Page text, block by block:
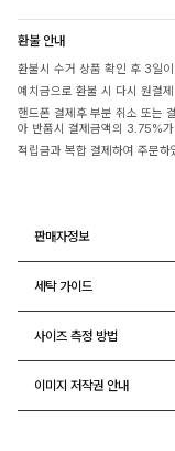
환불 안내
환불시 수거 상품 확인 후 3일
예치금으로 환불 시 다시 원결
핸드폰 결제후 부분 취소 또는
아 반품시 결제금액의 3.75%가
적립금과 복합 결제하여 주문
판매자정보
세탁 가이드
사이즈 측정 방법
이미지 저작권 안내